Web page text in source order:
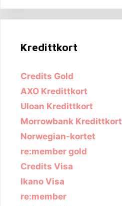
Kredittkort
Credits Gold
AXO Kredittkort
Uloan Kredittkort
Morrowbank Kredittkort
Norwegian-kortet
re:member gold
Credits Visa
Ikano Visa
re:member